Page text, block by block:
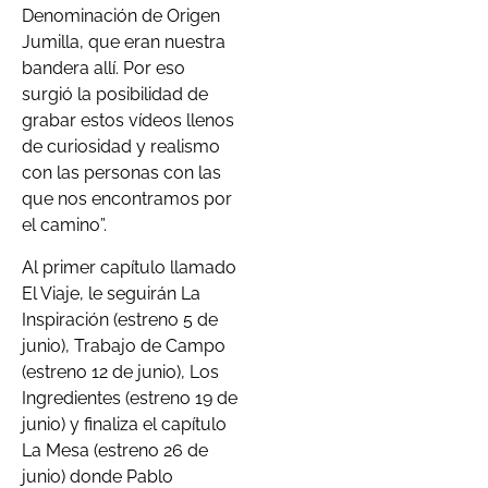
Denominación de Origen
Jumilla, que eran nuestra
bandera allí. Por eso
surgió la posibilidad de
grabar estos vídeos llenos
de curiosidad y realismo
con las personas con las
que nos encontramos por
el camino”.
Al primer capítulo llamado
El Viaje, le seguirán La
Inspiración (estreno 5 de
junio), Trabajo de Campo
(estreno 12 de junio), Los
Ingredientes (estreno 19 de
junio) y finaliza el capítulo
La Mesa (estreno 26 de
junio) donde Pablo